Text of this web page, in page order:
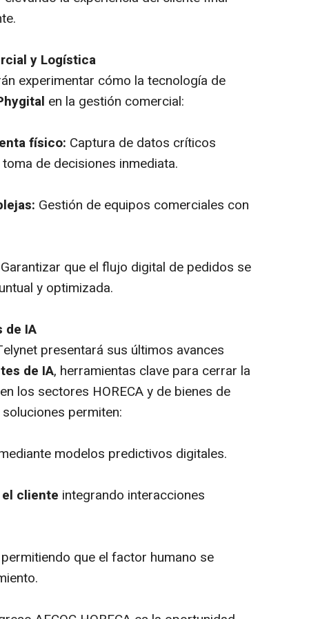
y Logística
experimentar cómo la tecnología de
en la gestión comercial:
físico: Captura de datos críticos
de decisiones inmediata.
Gestión de equipos comerciales con
que el flujo digital de pedidos se
y optimizada.
de IA
presentará sus últimos avances
de IA, herramientas clave para cerrar la
los sectores HORECA y de bienes de
permiten:
modelos predictivos digitales.
cliente integrando interacciones
que el factor humano se